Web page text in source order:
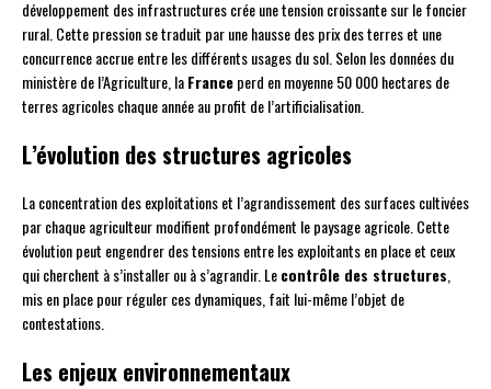
développement des infrastructures crée une tension croissante sur le foncier
rural. Cette pression se traduit par une hausse des prix des terres et une
concurrence accrue entre les différents usages du sol. Selon les données du
ministère de l’Agriculture, laFranceperd en moyenne 50 000 hectares de
terres agricoles chaque année au profit de l’artificialisation.
L’évolution des structures agricoles
La concentration des exploitations et l’agrandissement des surfaces cultivées
par chaque agriculteur modifient profondément le paysage agricole. Cette
évolution peut engendrer des tensions entre les exploitants en place et ceux
qui cherchent à s’installer ou à s’agrandir. Lecontrôle des structures
mis en place pour réguler ces dynamiques, fait lui-même l’objet de
contestations.
Les enjeux environnementaux